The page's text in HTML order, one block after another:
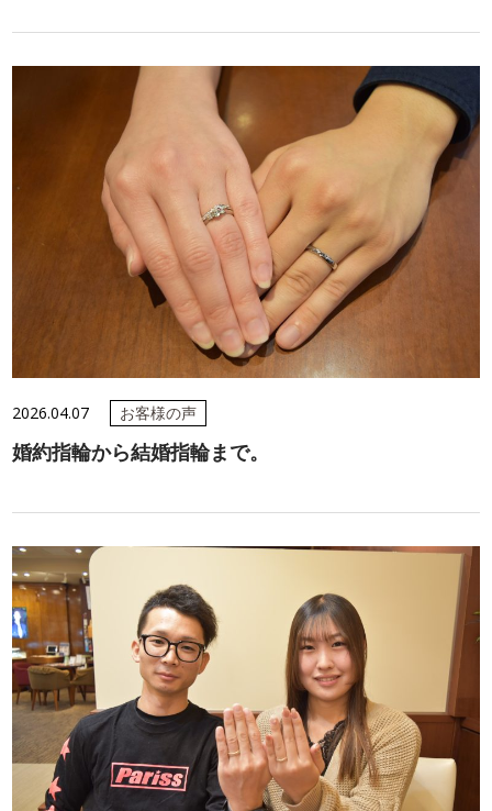
2026.04.07 お客様の声
婚約指輪から結婚指輪まで。